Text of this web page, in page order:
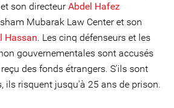
son directeurAbdel Hafez
Mubarak Law Center et son
Hassan. Les cinq défenseurs et les
gouvernementales sont accusés
des fonds étrangers. S'ils sont
ils risquent jusqu'à 25 ans de prison.